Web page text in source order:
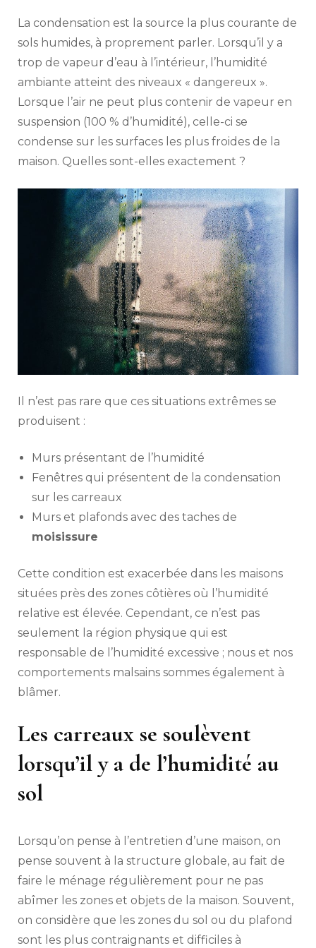
La condensation est la source la plus courante de
sols humides, à proprement parler. Lorsqu’il y a
trop de vapeur d’eau à l’intérieur, l’humidité
ambiante atteint des niveaux « dangereux ».
Lorsque l’air ne peut plus contenir de vapeur en
suspension (100 % d’humidité), celle-ci se
condense sur les surfaces les plus froides de la
maison. Quelles sont-elles exactement ?
Il n’est pas rare que ces situations extrêmes se
produisent :
Murs présentant de l’humidité
Fenêtres qui présentent de la condensation
sur les carreaux
Murs et plafonds avec des taches de
moisissure
Cette condition est exacerbée dans les maisons
situées près des zones côtières où l’humidité
relative est élevée. Cependant, ce n’est pas
seulement la région physique qui est
responsable de l’humidité excessive ; nous et nos
comportements malsains sommes également à
blâmer.
Les carreaux se soulèvent
lorsqu’il y a de l’humidité au
sol
Lorsqu’on pense à l’entretien d’une maison, on
pense souvent à la structure globale, au fait de
faire le ménage régulièrement pour ne pas
abîmer les zones et objets de la maison. Souvent,
on considère que les zones du sol ou du plafond
sont les plus contraignants et difficiles à